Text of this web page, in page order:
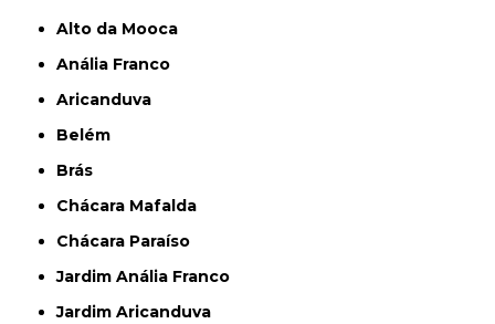
Alto da Mooca
Anália Franco
Aricanduva
Belém
Brás
Chácara Mafalda
Chácara Paraíso
Jardim Anália Franco
Jardim Aricanduva